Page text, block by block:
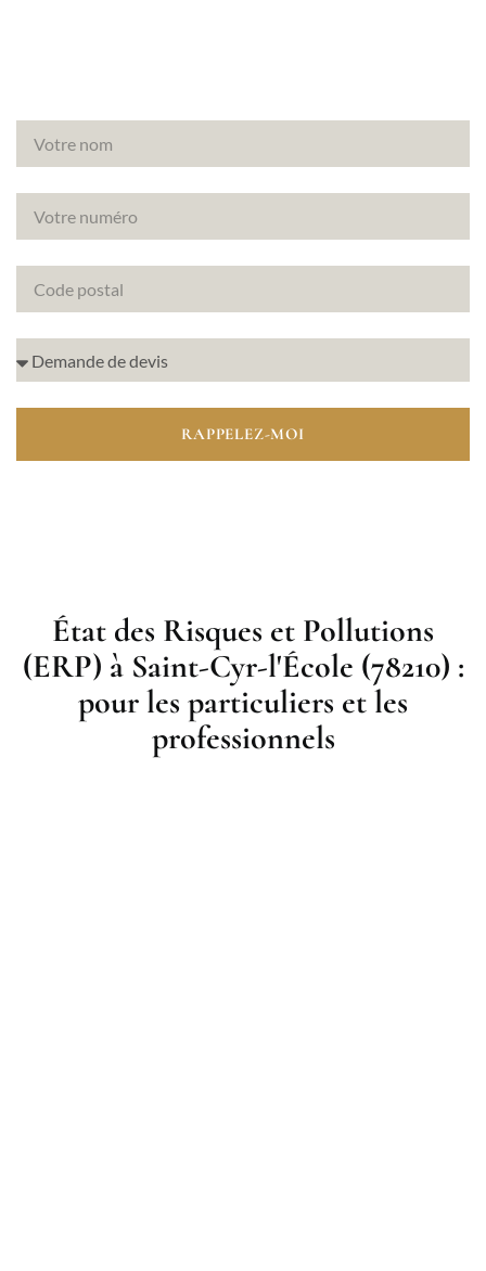
RAPPELEZ-MOI
État des Risques et Pollutions
(ERP) à Saint-Cyr-l'École (78210) :
pour les particuliers et les
professionnels